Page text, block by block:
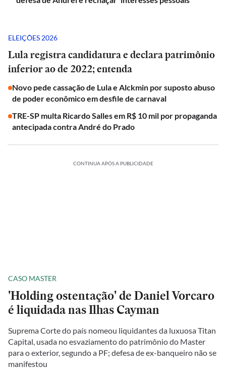
ELEIÇÕES 2026
Lula registra candidatura e declara patrimônio
inferior ao de 2022; entenda
Novo pede cassação de Lula e Alckmin por suposto abuso
de poder econômico em desfile de carnaval
TRE-SP multa Ricardo Salles em R$ 10 mil por propaganda
antecipada contra André do Prado
CONTINUA APÓS A PUBLICIDADE
CASO MASTER
'Holding ostentação' de Daniel Vorcaro
é liquidada nas Ilhas Cayman
Suprema Corte do país nomeou liquidantes da luxuosa Titan
Capital, usada no esvaziamento do patrimônio do Master
para o exterior, segundo a PF; defesa de ex-banqueiro não se
manifestou